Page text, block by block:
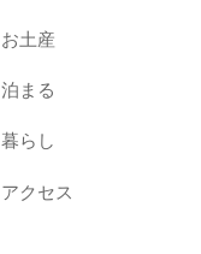
お土産
泊まる
暮らし
アクセス